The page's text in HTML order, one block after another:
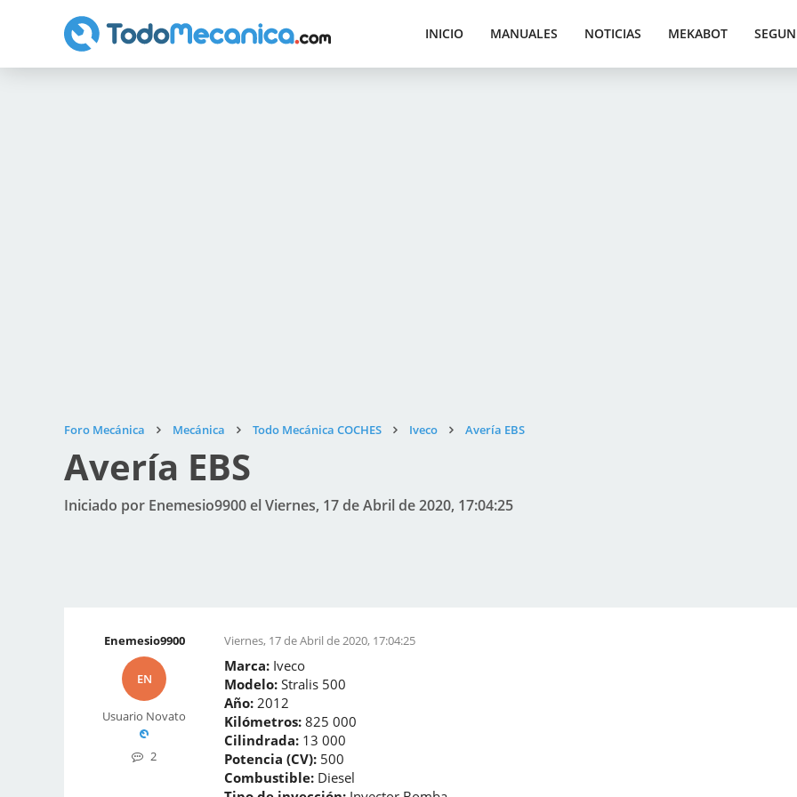
INICIO MANUALES NOTICIAS MEKABOT
Foro Mecánica Mecánica Todo Mecánica COCHES Iveco Avería EBS
Avería EBS
Iniciado por Enemesio9900 el Viernes, 17 de Abril de 2020, 17:04:25
Enemesio9900
EN
Usuario Novato
2
Viernes, 17 de Abril de 2020, 17:04:25
Marca: Iveco
Modelo: Stralis 500
Año: 2012
Kilómetros: 825 000
Cilindrada: 13 000
Potencia (CV): 500
Combustible: Diesel